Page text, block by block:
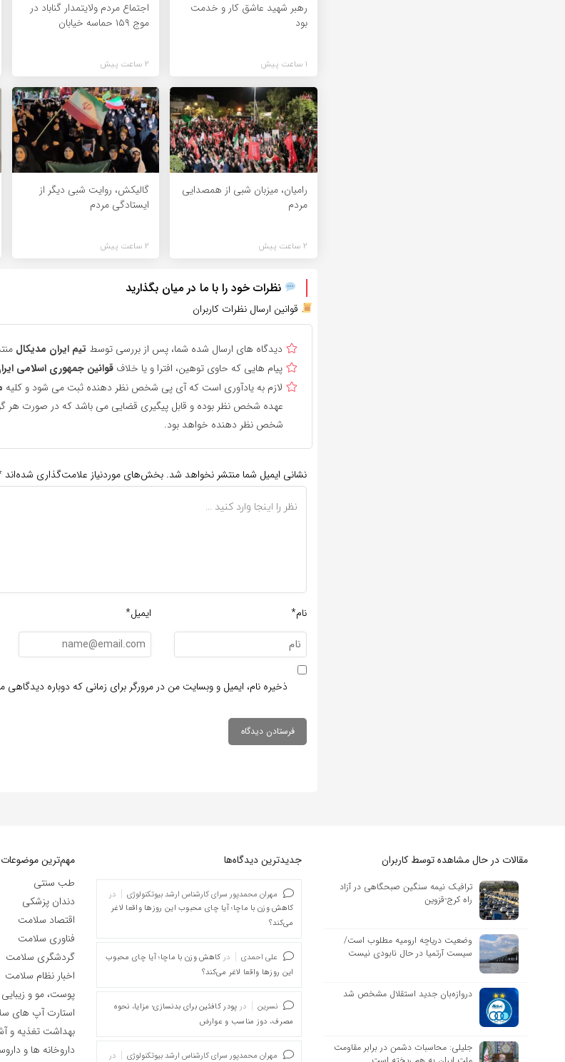
رهبر شهید عاشق کار و خدمت
بود
1 ساعت پیش
اجتماع مردم ولایتمدار گناباد در
موج ۱۵۹ حماسه خیابان
2 ساعت پیش
رامیان، میزبان شبی از همصدایی
مردم
2 ساعت پیش
گالیکش، روایت شبی دیگر از
ایستادگی مردم
2 ساعت پیش
نظرات خود را با ما در میان بگذارید
قوانین ارسال نظرات کاربران
دیدگاه های ارسال شده شما، پس از بررسی توسط تیم ایران مدیکال
پیام هایی که حاوی توهین، افترا و یا خلاف قوانین جمهوری اسلامی
لازم به یادآوری است که آی پی شخص نظر دهنده ثبت می شود و کلیه
عهده شخص نظر بوده و قابل پیگیری قضایی می باشد که در صورت هر
شخص نظر دهنده خواهد بود.
نشانی ایمیل شما منتشر نخواهد شد. بخش‌های موردنیاز علامت‌گذاری شده‌اند
نام* ایمیل*
ذخیره نام، ایمیل و وبسایت من در مرورگر برای زمانی که دوباره
مقالات در حال مشاهده توسط کاربران
ترافیک نیمه سنگین صبحگاهی در آزاد
راه کرج-قزوین
وضعیت دریاچه ارومیه مطلوب است/
سیست آرتمیا در حال نابودی نیست
دروازه‌بان جدید استقلال مشخص شد
جلیلی: محاسبات دشمن در برابر مقاومت
جدیدترین دیدگاه‌‌ها
مهران محمدپور سرای کارشناس ارشد بیوتکنولوژی
در
کاهش وزن با ماچا؛ آیا چای محبوب این روزها واقعا لاغر
می‌کند؟
علی احمدی در کاهش وزن با ماچا؛ آیا چای محبوب
این روزها واقعا لاغر می‌کند؟
نسرین در پودر کافئین برای بدنسازی؛ مزایا، نحوه
مصرف، دوز مناسب و عوارض
مهران محمدپور سرای کارشناس ارشد بیوتکنولوژی در
مهم‌ترین موضوعات
طب سنتی
دندان پزشکی
اقتصاد سلامت
فناوری سلامت
گردشگری سلامت
اخبار نظام سلامت
پوست، مو و زیبایی
استارت آپ های
بهداشت تغذیه و
داروخانه ها و